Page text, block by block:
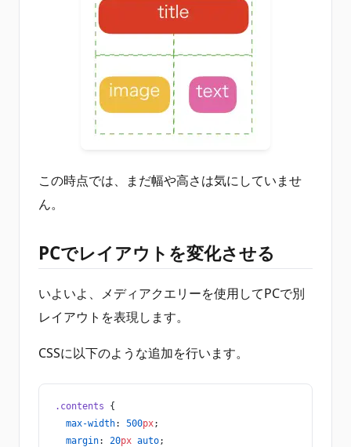
この時点では、まだ幅や高さは気にしていませ
ん。
PCでレイアウトを変化させる
いよいよ、メディアクエリーを使用してPCで別
レイアウトを表現します。
CSSに以下のような追加を行います。
.contents {
  max-width
: 500px;
  margin
: 20px auto;